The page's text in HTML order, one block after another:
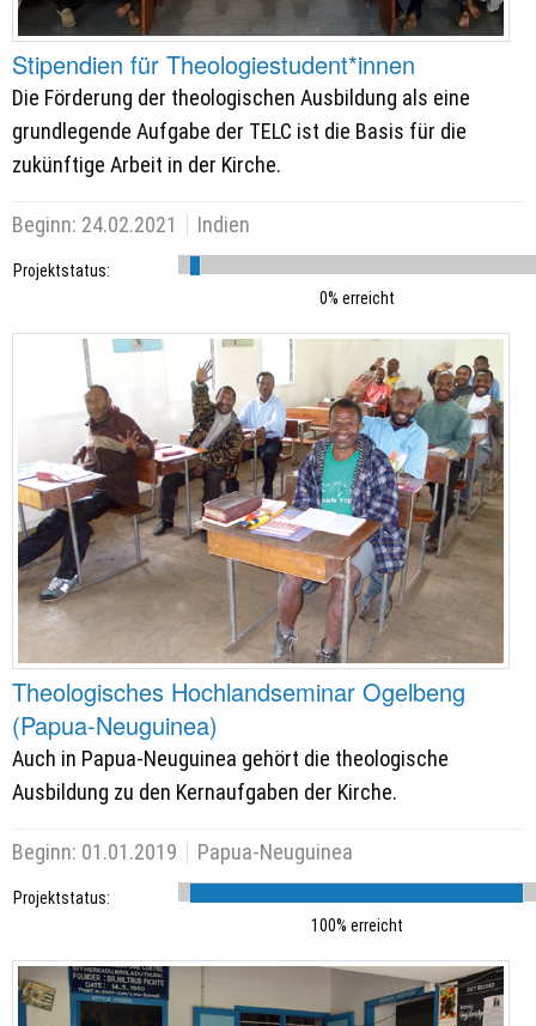
Stipendien für Theologiestudent*innen
Die Förderung der theologischen Ausbildung als eine
grundlegende Aufgabe der TELC ist die Basis für die
zukünftige Arbeit in der Kirche.
Beginn: 24.02.2021 Indien
Projektstatus:
0% erreicht
Theologisches Hochlandseminar Ogelbeng
(Papua-Neuguinea)
Auch in Papua-Neuguinea gehört die theologische
Ausbildung zu den Kernaufgaben der Kirche.
Beginn: 01.01.2019 Papua-Neuguinea
Projektstatus:
100% erreicht